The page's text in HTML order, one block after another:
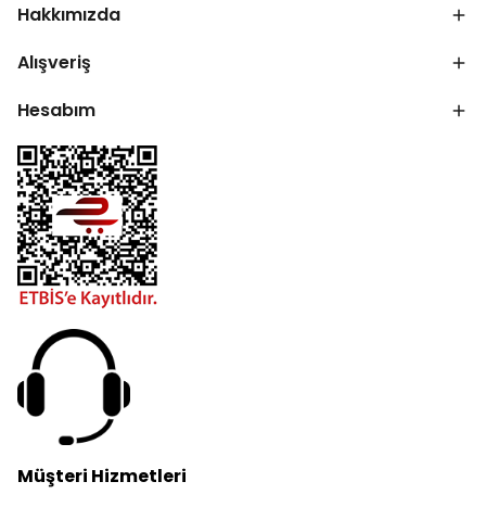
Hakkımızda
Alışveriş
Hesabım
Müşteri Hizmetleri